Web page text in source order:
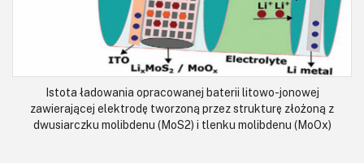
Istota ładowania opracowanej baterii litowo-jonowej
zawierającej elektrodę tworzoną przez strukturę złożoną z
dwusiarczku molibdenu (MoS2) i tlenku molibdenu (MoOx)